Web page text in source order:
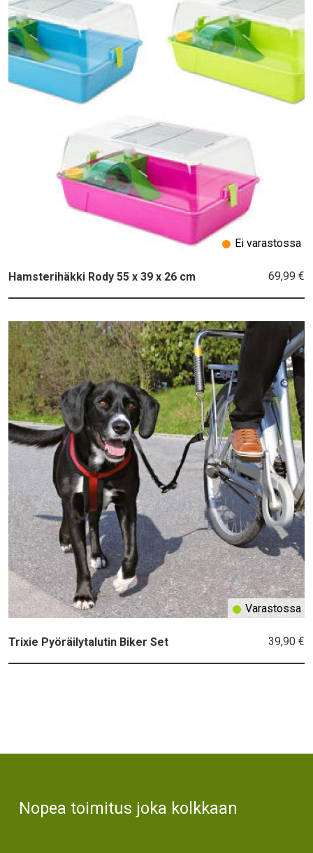
Hamsterihäkki Rody 55 x 39 x 26 cm 69,99 €
Ei varastossa
Trixie Pyöräilytalutin Biker Set 39,90 €
Varastossa
Nopea toimitus joka kolkkaan